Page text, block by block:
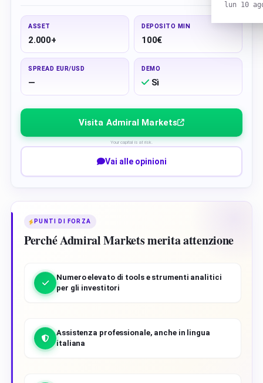
lun 10
ASSET
2.000+
DEPOSITO MIN
100€
SPREAD EUR/USD
—
DEMO
Sì
Visita Admiral Markets
Your capital is at risk.
Vai alle opinioni
PUNTI DI FORZA
Perché Admiral Markets merita attenzione
Numero elevato di tools e strumenti analitici
per gli investitori
Assistenza professionale, anche in lingua
italiana